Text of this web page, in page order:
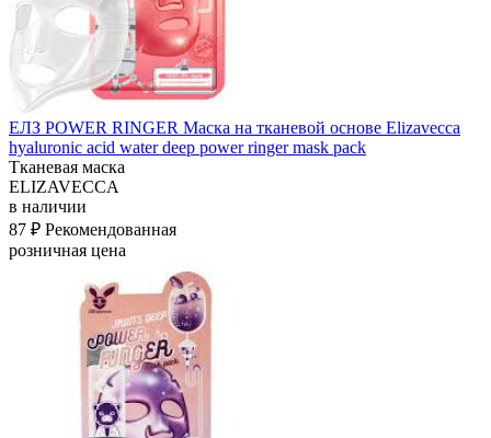
ЕЛЗ POWER RINGER Маска на тканевой основе Elizavecca
hyaluronic acid water deep power ringer mask pack
Тканевая маска
ELIZAVECCA
в наличии
87 ₽ Рекомендованная
розничная цена